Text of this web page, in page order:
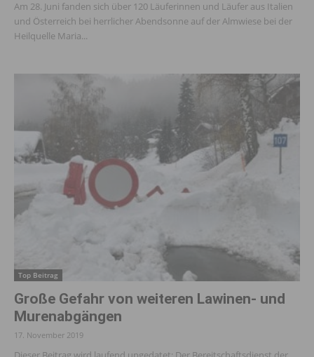
Am 28. Juni fanden sich über 120 Läuferinnen und Läufer aus Italien
und Österreich bei herrlicher Abendsonne auf der Almwiese bei der
Heilquelle Maria...
Top Beitrag
Große Gefahr von weiteren Lawinen- und
Murenabgängen
17. November 2019